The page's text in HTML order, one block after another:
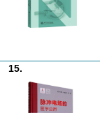
15.